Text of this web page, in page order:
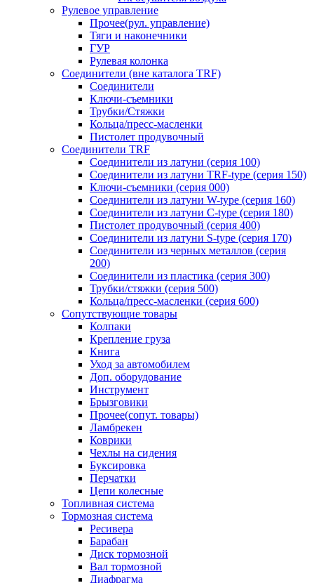
Рулевое управление
Прочее(рул. управление)
Тяги и наконечники
ГУР
Рулевая колонка
Соединители (вне каталога TRF)
Соединители
Ключи-cъемники
Трубки/Стяжки
Кольца/пресс-масленки
Пистолет продувочный
Соединители TRF
Соединители из латуни (серия 100)
Соединители из латуни TRF-type (серия 150)
Ключи-съемники (серия 000)
Соединители из латуни W-type (серия 160)
Соединители из латуни С-type (серия 180)
Пистолет продувочный (серия 400)
Соединители из латуни S-type (серия 170)
Соединители из черных металлов (серия
200)
Соединители из пластика (серия 300)
Трубки/стяжки (серия 500)
Кольца/пресс-масленки (серия 600)
Сопутствующие товары
Колпаки
Крепление груза
Книга
Уход за автомобилем
Доп. оборудование
Инструмент
Брызговики
Прочее(сопут. товары)
Ламбрекен
Коврики
Чехлы на сидения
Буксировка
Перчатки
Цепи колесные
Топливная система
Тормозная система
Ресивера
Барабан
Диск тормозной
Вал тормозной
Диафрагма